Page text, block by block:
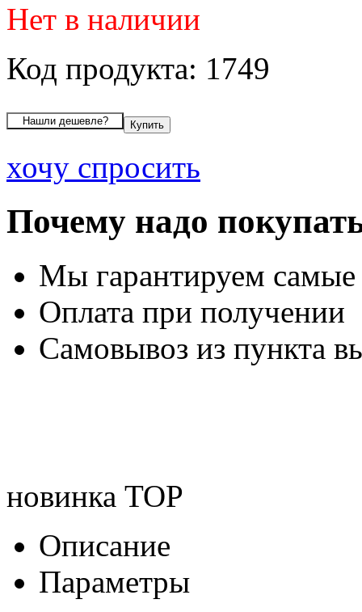
Нет в наличии
Код продукта: 1749
хочу спросить
Почему надо
Мы гарантируем
Оплата при получении
Самовывоз из пункта
новинка TOP
Описание
Параметры